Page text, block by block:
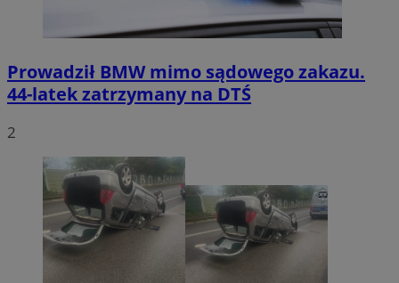
Prowadził BMW mimo sądowego zakazu.
44-latek zatrzymany na DTŚ
2